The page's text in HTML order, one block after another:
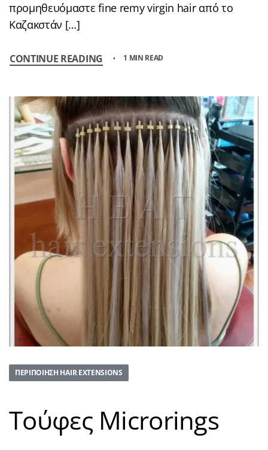
προμηθευόμαστε fine remy virgin hair από το
Καζακστάν […]
CONTINUE READING 1 MIN READ
ΠΕΡΙΠΟΊΗΣΗ HAIR EXTENSIONS
Τούφες Microrings